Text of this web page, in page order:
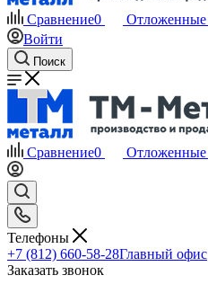
Сравнение0 Отложенные
Войти
Поиск
Сравнение0 Отложенные
Телефоны
+7 (812) 660-58-28Главный офис
Заказать звонок